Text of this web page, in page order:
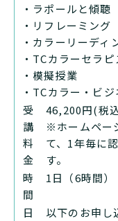
・ラポールと傾聴
・リフレーミング
・カラーリーディ
・TCカラーセラ
・模擬授業
・TCカラー・ビ
受
講
料
金
46,200円(税
※ホームペー
て、1年毎に
す。
時
間
1日（6時間）
日
以下のお申し